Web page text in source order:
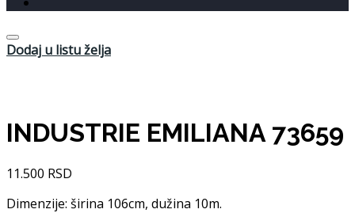
Dodaj u listu želja
INDUSTRIE EMILIANA 73659
11.500 RSD
Dimenzije: širina 106cm, dužina 10m.